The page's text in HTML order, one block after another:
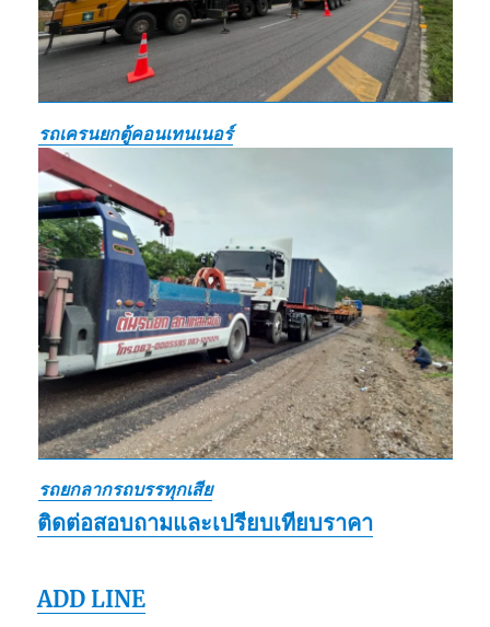
รถเครนยกตู้คอนเทนเนอร์
รถยกลากรถบรรทุกเสีย
ติดต่อสอบถามและเปรียบเทียบราคา
ADD LINE